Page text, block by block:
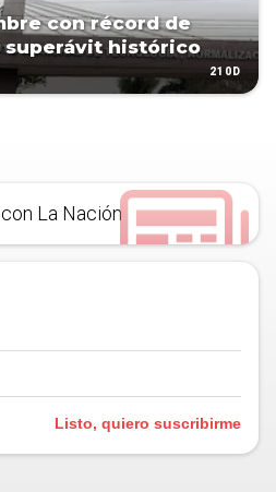
con récord de
superávit histórico
210D
La Nación
Listo, quiero suscribirme